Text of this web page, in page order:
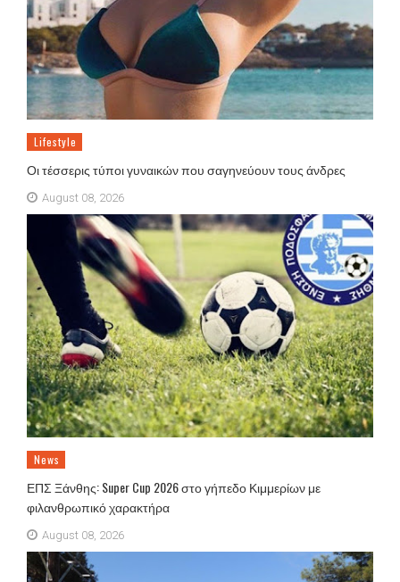
Lifestyle
Οι τέσσερις τύποι γυναικών που σαγηνεύουν τους άνδρες
August 08, 2026
News
ΕΠΣ Ξάνθης: Super Cup 2026 στο γήπεδο Κιμμερίων με
φιλανθρωπικό χαρακτήρα
August 08, 2026